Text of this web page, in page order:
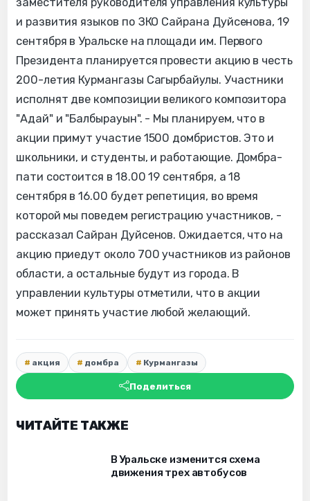
и развития языков по ЗКО Сайрана Дуйсенова, 19
сентября в Уральске на площади им. Первого
Президента планируется провести акцию в честь
200-летия Курмангазы Сагырбайулы. Участники
исполнят две композиции великого композитора
"Адай" и "Балбырауын". - Мы планируем, что в
акции примут участие 1500 домбристов. Это и
школьники, и студенты, и работающие. Домбра-
пати состоится в 18.00 19 сентября, а 18
сентября в 16.00 будет репетиция, во время
которой мы поведем регистрацию участников, -
рассказал Сайран Дуйсенов. Ожидается, что на
акцию приедут около 700 участников из районов
области, а остальные будут из города. В
управлении культуры отметили, что в акции
может принять участие любой желающий.
акция домбра Курмангазы
Поделиться
ЧИТАЙТЕ ТАКЖЕ
В Уральске изменится схема
движения трех автобусов